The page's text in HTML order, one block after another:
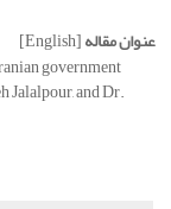
عنوان مقاله[English]
government
Jalalpour, and Dr.